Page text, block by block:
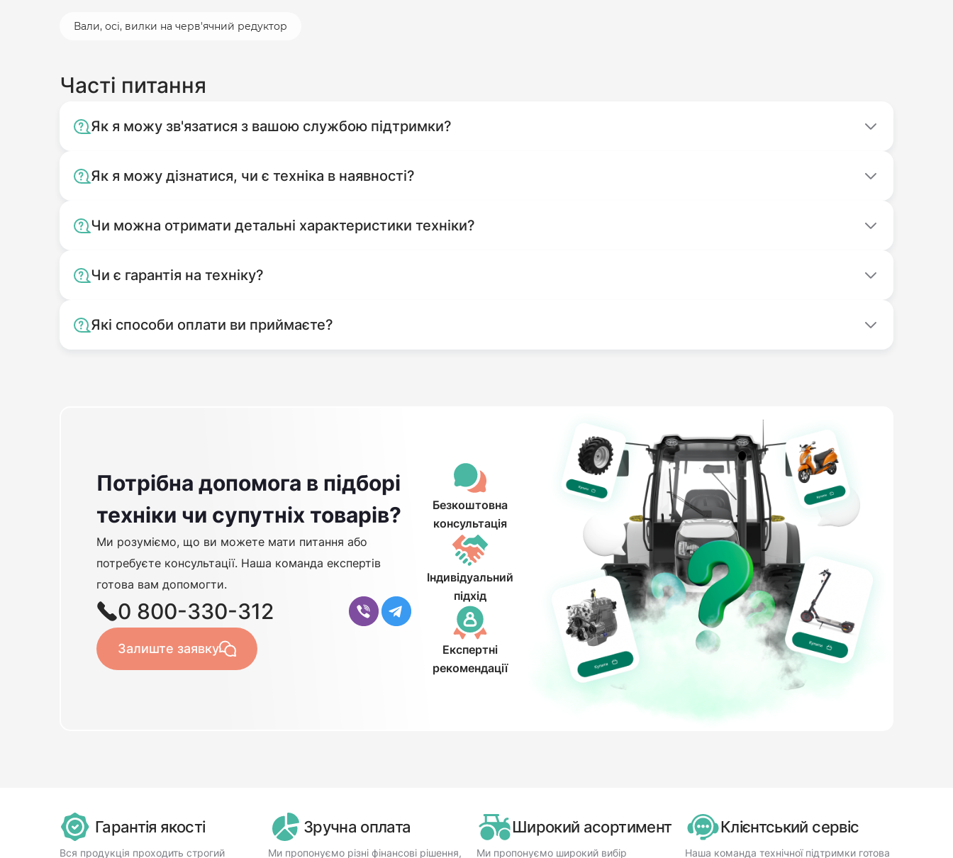
Вали, осі, вилки на черв'ячний редуктор
Часті питання
Як я можу зв'язатися з вашою службою підтримки?
Як я можу дізнатися, чи є техніка в наявності?
Чи можна отримати детальні характеристики техніки?
Чи є гарантія на техніку?
Які способи оплати ви приймаєте?
Потрібна допомога в підборі
техніки чи супутніх товарів?
Ми розуміємо, що ви можете мати питання або
потребуєте консультації. Наша команда експертів
готова вам допомогти.
0 800-330-312
Залиште заявку
Безкоштовна
консультація
Індивідуальний
підхід
Експертні
рекомендації
Гарантія якості
Вся продукція проходить строгий
Зручна оплата
Ми пропонуємо різні фінансові рішення,
Широкий асортимент
Ми пропонуємо широкий вибір
Клієнтський сервіс
Наша команда технічної підтримки готова